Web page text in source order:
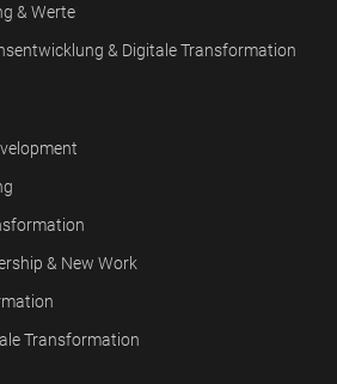
& Werte
& Digitale Transformation
& New Work
Transformation